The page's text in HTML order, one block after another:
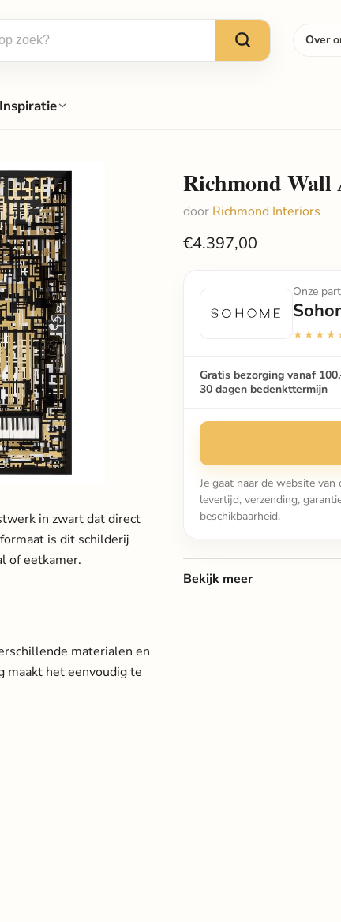
Over
Inspiratie
in zwart dat direct
is dit schilderij
of eetkamer.
materialen en
maakt het eenvoudig te
Richmond
door Richmond Interiors
€4.397,00
Onze
Gratis bezorging vanaf
30 dagen bedenkttermijn
Je gaat naar de website
levertijd, verzending,
beschikbaarheid.
Bekijk meer